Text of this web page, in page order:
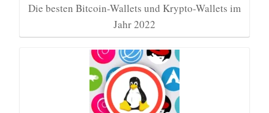
Die besten Bitcoin-Wallets und Krypto-Wallets im
Jahr 2022